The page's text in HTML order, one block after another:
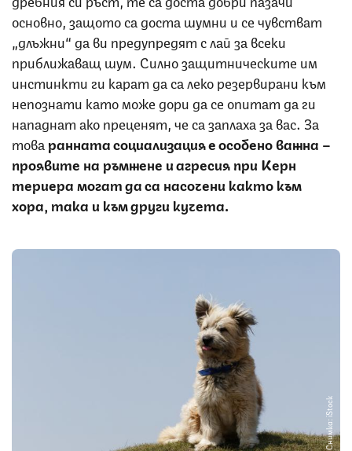
основно, защото са доста шумни и се чувстват
„длъжни“ да ви предупредят с лай за всеки
приближаващ шум. Силно защитническите им
инстинкти ги карат да са леко резервирани към
непознати като може дори да се опитат да ги
нападнат ако преценят, че са заплаха за вас. За
това ранната социализация е особено важна –
проявите на ръмжене и агресия при Керн
териера могат да са насочени както към
хора, така и към други кучета.
Снимка: iStock